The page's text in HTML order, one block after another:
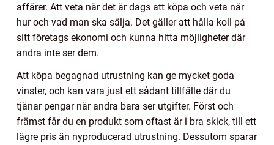
affärer. Att veta när det är dags att köpa och veta när
hur och vad man ska sälja. Det gäller att hålla koll på
sitt företags ekonomi och kunna hitta möjligheter där
andra inte ser dem.
Att köpa begagnad utrustning kan ge mycket goda
vinster, och kan vara just ett sådant tillfälle där du
tjänar pengar när andra bara ser utgifter. Först och
främst får du en produkt som oftast är i bra skick, till ett
lägre pris än nyproducerad utrustning. Dessutom sparar